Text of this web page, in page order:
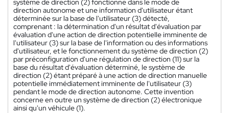
système de direction (2) fonctionne dans le mode de
direction autonome et une information d'utilisateur étant
déterminée sur la base de l'utilisateur (3) détecté,
comprenant : la détermination d'un résultat d'évaluation par
évaluation d'une action de direction potentielle imminente de
l'utilisateur (3) sur la base de l'information ou des informations
d'utilisateur, et le fonctionnement du système de direction (2)
par préconfiguration d'une régulation de direction (11) sur la
base du résultat d'évaluation déterminé, le système de
direction (2) étant préparé à une action de direction manuelle
potentielle immédiatement imminente de l'utilisateur (3)
pendant le mode de direction autonome. Cette invention
concerne en outre un système de direction (2) électronique
ainsi qu'un véhicule (1).